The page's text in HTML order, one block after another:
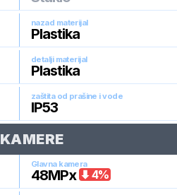
nazad materijal
Plastika
detalji materijal
Plastika
zaštita od prašine i vode
IP53
KAMERE
Glavna kamera
48MPx 4%